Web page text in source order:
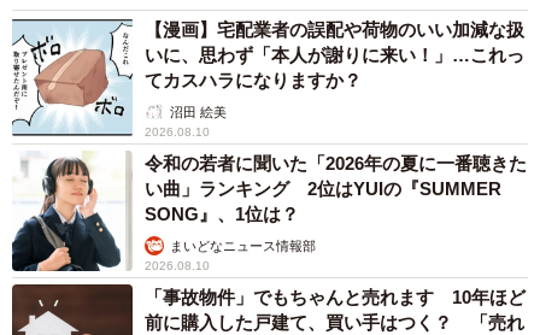
【漫画】宅配業者の誤配や荷物のいい加減な扱
いに、思わず「本人が謝りに来い！」…これっ
てカスハラになりますか？
沼田 絵美
2026.08.10
令和の若者に聞いた「2026年の夏に一番聴きた
い曲」ランキング 2位はYUIの『SUMMER
SONG』、1位は？
まいどなニュース情報部
2026.08.10
「事故物件」でもちゃんと売れます 10年ほど
前に購入した戸建て、買い手はつく？ 「売れ